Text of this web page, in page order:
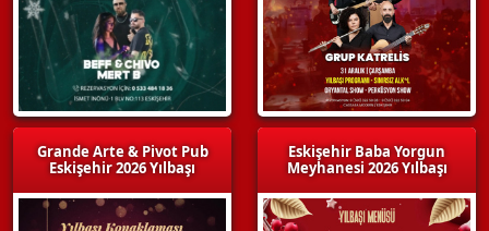
Grande Arte & Pivot Pub
Eskişehir 2026 Yılbaşı
Eskişehir Baba Yorgun
Meyhanesi 2026 Yılbaşı